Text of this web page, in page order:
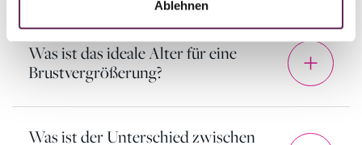
Ablehnen
Was ist das ideale Alter für eine
Brustvergrößerung?
Was ist der Unterschied zwischen